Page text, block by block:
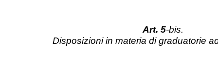
Art. 5-bis.
Disposizioni in materia di graduatorie